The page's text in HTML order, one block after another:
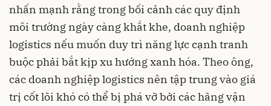
nhấn mạnh rằng trong bối cảnh các quy định
môi trường ngày càng khắt khe, doanh nghiệp
logistics nếu muốn duy trì năng lực cạnh tranh
buộc phải bắt kịp xu hướng xanh hóa. Theo ông,
các doanh nghiệp logistics nên tập trung vào giá
trị cốt lõi khó có thể bị phá vỡ bởi các hãng vận